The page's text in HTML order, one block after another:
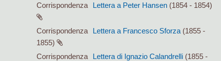
Corrispondenza Lettera a Peter Hansen (1854 - 1854)
Corrispondenza Lettera a Francesco Sforza (1855 -
1855)
Corrispondenza
Lettera di Ignazio Calandrelli (1855 -